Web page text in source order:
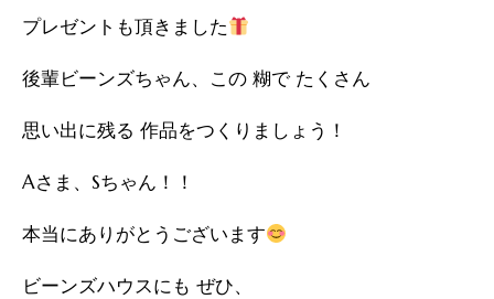
プレゼントも頂きました
後輩ビーンズちゃん、この 糊で たくさん
思い出に残る 作品をつくりましょう！
Aさま、Sちゃん！！
本当にありがとうございます
ビーンズハウスにも ぜひ、